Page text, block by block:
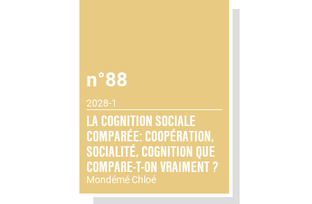
n°88
2028-1
LA COGNITION SOCIALE
COMPARÉE: COOPÉRATION,
SOCIALITÉ, COGNITION QUE
COMPARE-T-ON VRAIMENT ?
Mondémé Chloé